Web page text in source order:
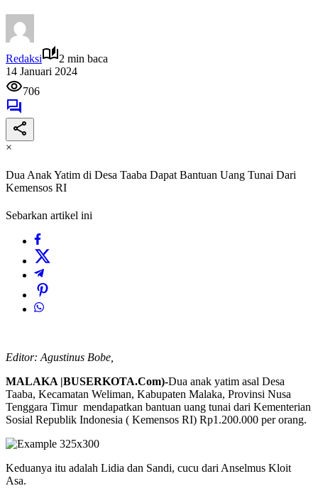
Redaksi
2 min baca
14 Januari 2024
706
×
Dua Anak Yatim di Desa Taaba Dapat Bantuan Uang Tunai Dari
Kemensos RI
Sebarkan artikel ini
Editor: Agustinus Bobe,
MALAKA |BUSERKOTA.Com)-Dua anak yatim asal Desa
Taaba, Kecamatan Weliman, Kabupaten Malaka, Provinsi Nusa
Tenggara Timur mendapatkan bantuan uang tunai dari Kementerian
Sosial Republik Indonesia ( Kemensos RI) Rp1.200.000 per orang.
Keduanya itu adalah Lidia dan Sandi, cucu dari Anselmus Kloit
Asa.